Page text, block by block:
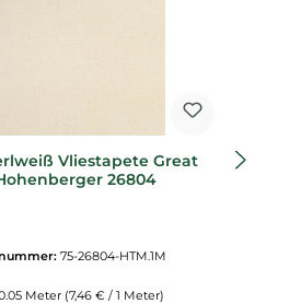
Vliestapete Great
26804
75-26804-HTM.1M
Meter (7,46 € / 1 Meter)